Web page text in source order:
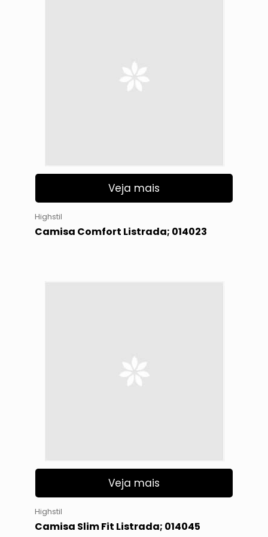
Veja mais
Highstil
Camisa Comfort Listrada; 014023
Veja mais
Highstil
Camisa Slim Fit Listrada; 014045